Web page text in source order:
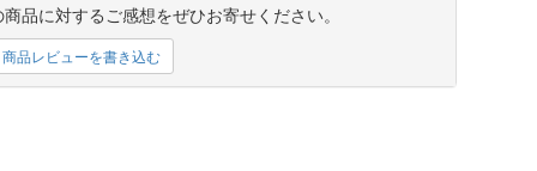
品に対するご感想をぜひお寄せください。
品レビューを書き込む